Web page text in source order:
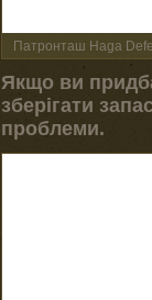
Патронташ Haga
Якщо ви
зберігати
проблеми.